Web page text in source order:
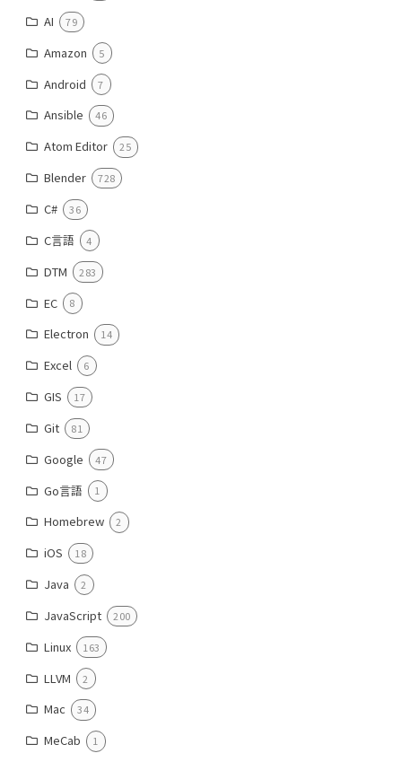
AI 79
Amazon 5
Android 7
Ansible 46
Atom Editor 25
Blender 728
C# 36
C言語 4
DTM 283
EC 8
Electron 14
Excel 6
GIS 17
Git 81
Google 47
Go言語 1
Homebrew 2
iOS 18
Java 2
JavaScript 200
Linux 163
LLVM 2
Mac 34
MeCab 1